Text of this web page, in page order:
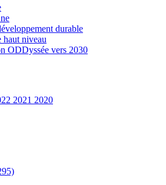
durable
niveau
ODDyssée vers 2030
2021 2020